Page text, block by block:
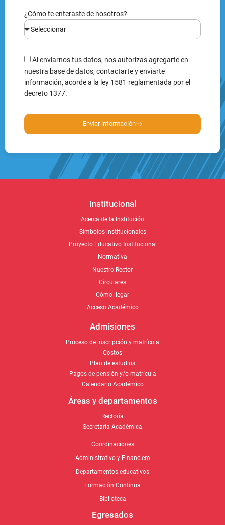
¿Cómo te enteraste de nosotros?
Al enviarnos tus datos, nos autorizas agregarte en
nuestra base de datos, contactarte y enviarte
información, acorde a la ley 1581 reglamentada por el
decreto 1377.
Enviar información
Institucional
Acerca de la Institución
Símbolos institucionales
Proyecto Educativo Institucional
Normativa
Nuestro Rector
Circulares
Cómo llegar
Acceso Académico
Admisiones
Proceso de inscripción y matrícula
Costos
Plan de estudios
Pagos de pensión y/o matrícula
Calendario Académico
Áreas y departamentos
Rectoría
Secretaría Académica
Coordinaciones
Administrativo y Financiero
Departamentos educativos
Formación Continua
Biblioteca
Egresados